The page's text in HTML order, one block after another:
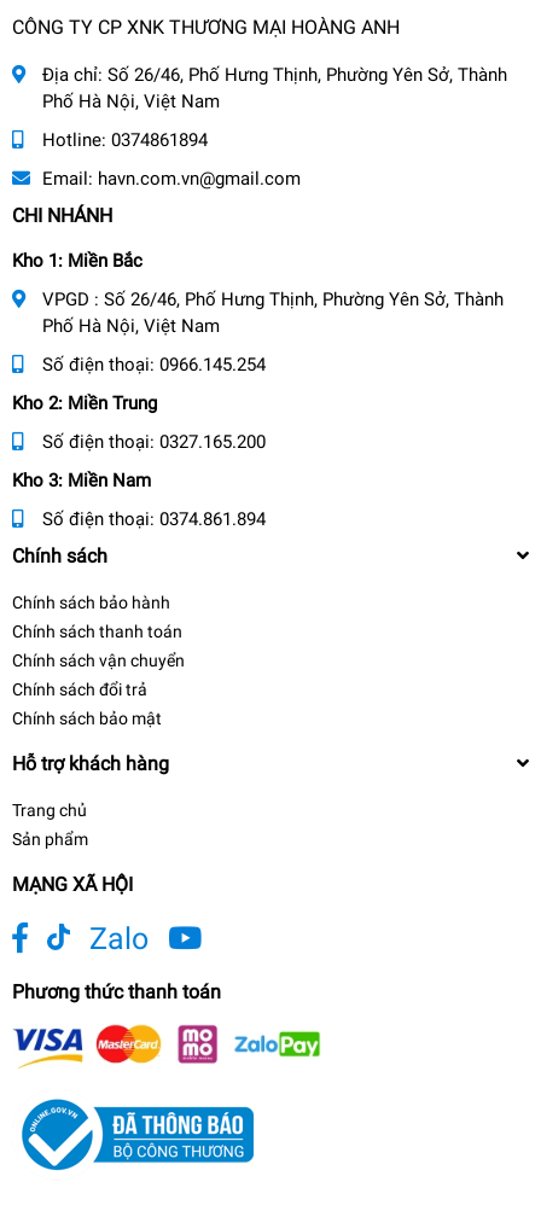
CÔNG TY CP XNK THƯƠNG MẠI HOÀNG ANH
Địa chỉ: Số 26/46, Phố Hưng Thịnh, Phường Yên Sở, Thành
Phố Hà Nội, Việt Nam
Hotline: 0374861894
Email: havn.com.vn@gmail.com
CHI NHÁNH
Kho 1: Miền Bắc
VPGD : Số 26/46, Phố Hưng Thịnh, Phường Yên Sở, Thành
Phố Hà Nội, Việt Nam
Số điện thoại: 0966.145.254
Kho 2: Miền Trung
Số điện thoại: 0327.165.200
Kho 3: Miền Nam
Số điện thoại: 0374.861.894
Chính sách
Chính sách bảo hành
Chính sách thanh toán
Chính sách vận chuyển
Chính sách đổi trả
Chính sách bảo mật
Hỗ trợ khách hàng
Trang chủ
Sản phẩm
MẠNG XÃ HỘI
Zalo
Phương thức thanh toán